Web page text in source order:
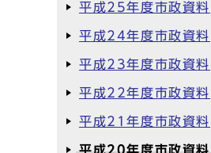
平成25年度市政資料
平成24年度市政資料
平成23年度市政資料
平成22年度市政資料
平成21年度市政資料
平成20年度市政資料